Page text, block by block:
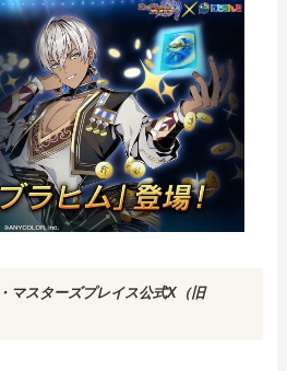
マスターズプレイス公式X（旧